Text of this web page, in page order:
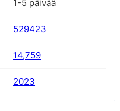
1-5 päivää
529423
14,759
2023